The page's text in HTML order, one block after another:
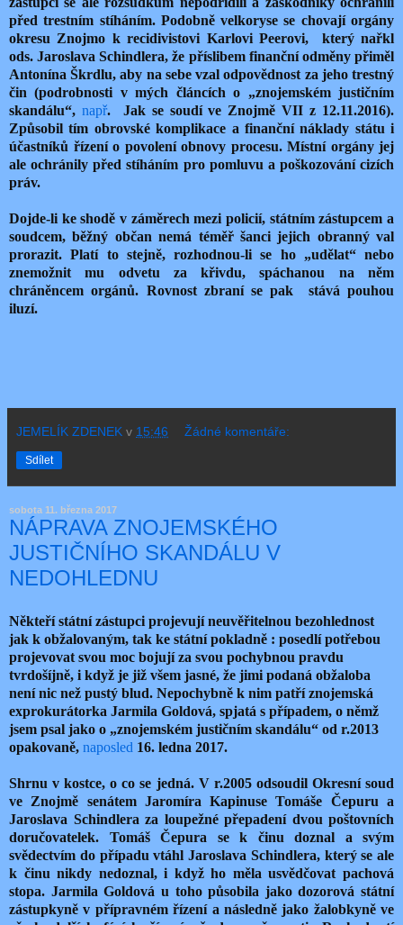
před trestním stíháním. Podobně velkoryse se chovají orgány
okresu Znojmo k recidivistovi Karlovi Peerovi, který nařkl
ods. Jaroslava Schindlera, že příslibem finanční odměny přiměl
Antonína Škrdlu, aby na sebe vzal odpovědnost za jeho trestný
čin (podrobnosti v mých článcích o „znojemském justičním
skandálu“, např. Jak se soudí ve Znojmě VII z 12.11.2016).
Způsobil tím obrovské komplikace a finanční náklady státu i
účastníků řízení o povolení obnovy procesu. Místní orgány jej
ale ochránily před stíháním pro pomluvu a poškozování cizích
práv.
Dojde-li ke shodě v záměrech mezi policií, státním zástupcem a
soudcem, běžný občan nemá téměř šanci jejich obranný val
prorazit. Platí to stejně, rozhodnou-li se ho „udělat“ nebo
znemožnit mu odvetu za křivdu, spáchanou na něm
chráněncem orgánů. Rovnost zbraní se pak stává pouhou
iluzí.
JEMELÍK ZDENEK v 15:46 Žádné komentáře:
Sdílet
sobota 11. března 2017
NÁPRAVA ZNOJEMSKÉHO
JUSTIČNÍHO SKANDÁLU V
NEDOHLEDNU
Někteří státní zástupci projevují neuvěřitelnou bezohlednost
jak k obžalovaným, tak ke státní pokladně : posedlí potřebou
projevovat svou moc bojují za svou pochybnou pravdu
tvrdošíjně, i když je již všem jasné, že jimi podaná obžaloba
není nic než pustý blud. Nepochybně k nim patří znojemská
exprokurátorka Jarmila Goldová, spjatá s případem, o němž
jsem psal jako o „znojemském justičním skandálu“ od r.2013
opakovaně, naposled 16. ledna 2017.
Shrnu v kostce, o co se jedná. V r.2005 odsoudil Okresní soud
ve Znojmě senátem Jaromíra Kapinuse Tomáše Čepuru a
Jaroslava Schindlera za loupežné přepadení dvou poštovních
doručovatelek. Tomáš Čepura se k činu doznal a svým
svědectvím do případu vtáhl Jaroslava Schindlera, který se ale
k činu nikdy nedoznal, i když ho měla usvědčovat pachová
stopa. Jarmila Goldová u toho působila jako dozorová státní
zástupkyně v přípravném řízení a následně jako žalobkyně ve